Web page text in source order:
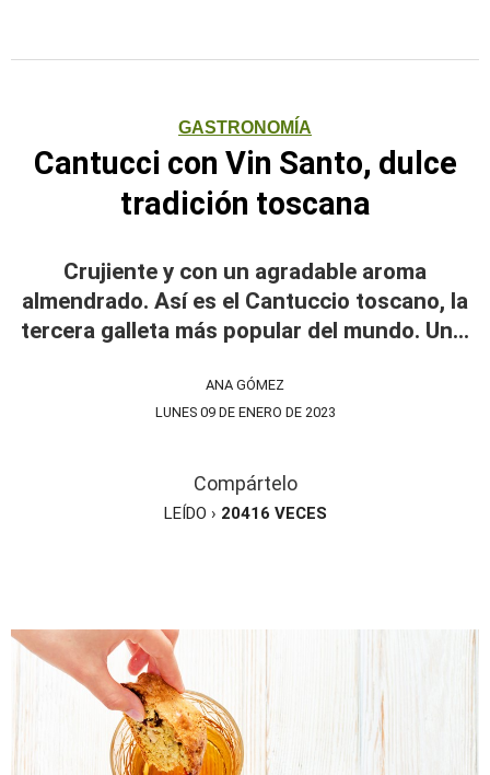
GASTRONOMÍA
Cantucci con Vin Santo, dulce
tradición toscana
Crujiente y con un agradable aroma
almendrado. Así es el Cantuccio toscano, la
tercera galleta más popular del mundo. Un...
ANA GÓMEZ
LUNES 09 DE ENERO DE 2023
Compártelo
LEÍDO › 20416 VECES